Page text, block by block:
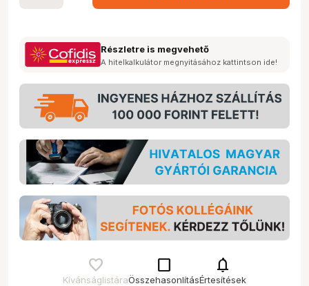
Részletre is megvehető
A hitelkalkulátor megnyitásához kattintson ide!
Kívánságlistára
check_box_outline_blank
Összehasonlítás
notifications
Értesítések